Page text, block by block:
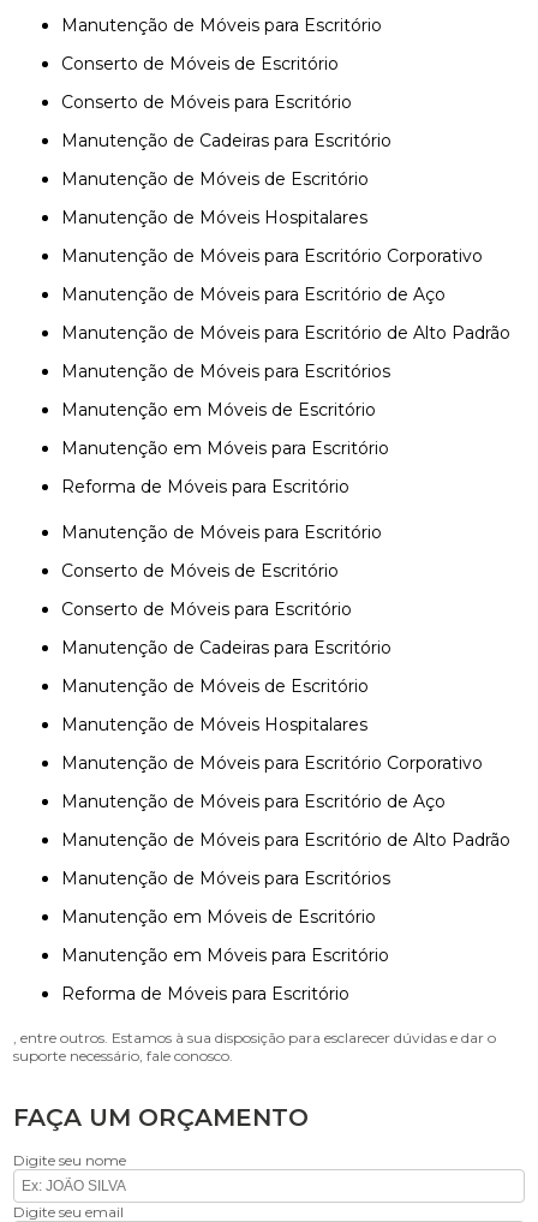
Manutenção de Móveis para Escritório
Conserto de Móveis de Escritório
Conserto de Móveis para Escritório
Manutenção de Cadeiras para Escritório
Manutenção de Móveis de Escritório
Manutenção de Móveis Hospitalares
Manutenção de Móveis para Escritório Corporativo
Manutenção de Móveis para Escritório de Aço
Manutenção de Móveis para Escritório de Alto Padrão
Manutenção de Móveis para Escritórios
Manutenção em Móveis de Escritório
Manutenção em Móveis para Escritório
Reforma de Móveis para Escritório
Manutenção de Móveis para Escritório
Conserto de Móveis de Escritório
Conserto de Móveis para Escritório
Manutenção de Cadeiras para Escritório
Manutenção de Móveis de Escritório
Manutenção de Móveis Hospitalares
Manutenção de Móveis para Escritório Corporativo
Manutenção de Móveis para Escritório de Aço
Manutenção de Móveis para Escritório de Alto Padrão
Manutenção de Móveis para Escritórios
Manutenção em Móveis de Escritório
Manutenção em Móveis para Escritório
Reforma de Móveis para Escritório
, entre outros. Estamos à sua disposição para esclarecer dúvidas e dar o
suporte necessário, fale conosco.
FAÇA UM ORÇAMENTO
Digite seu nome
Digite seu email